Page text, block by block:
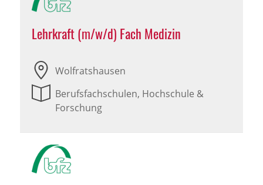
Lehrkraft (m/w/d) Fach Medizin
Wolfratshausen
Berufsfachschulen, Hochschule &
Forschung